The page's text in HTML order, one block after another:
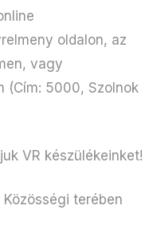
oldalon, az
vagy
(Cím: 5000, Szolnok
VR készülékeinket!
terében